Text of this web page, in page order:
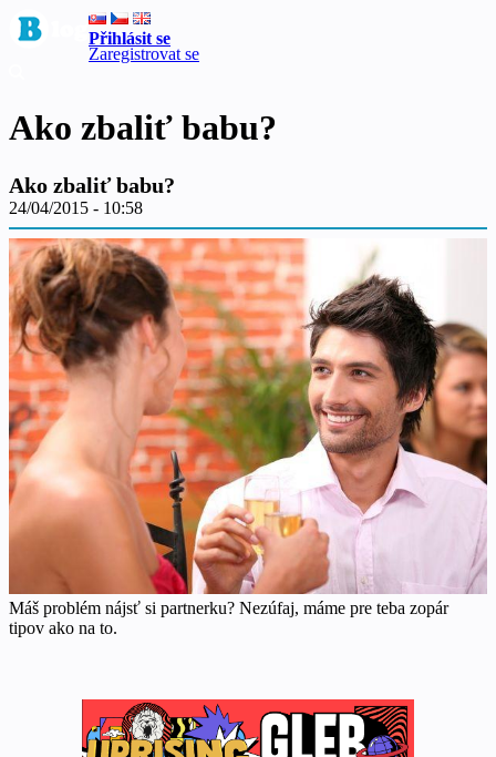
Přihlásit se
Zaregistrovat se
Ako zbaliť babu?
Ako zbaliť babu?
24/04/2015 - 10:58
Máš problém nájsť si partnerku? Nezúfaj, máme pre teba zopár
tipov ako na to.